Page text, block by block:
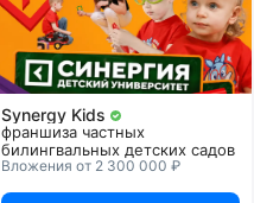
Synergy Kids
франшиза частных
билингвальных детских садов
Вложения от 2 300 000 ₽